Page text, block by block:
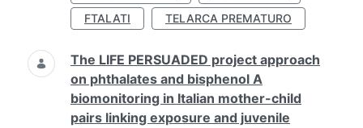
FTALATI
TELARCA PREMATURO
The LIFE PERSUADED project approach
on phthalates and bisphenol A
biomonitoring in Italian mother-child
pairs linking exposure and juvenile